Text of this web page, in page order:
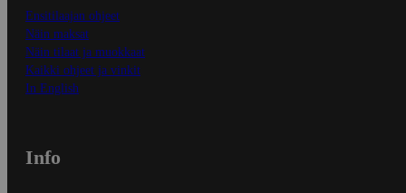
Ensitilaajan ohjeet
Näin maksat
Näin tilaat ja muokkaat
Kaikki ohjeet ja vinkit
In English
Info